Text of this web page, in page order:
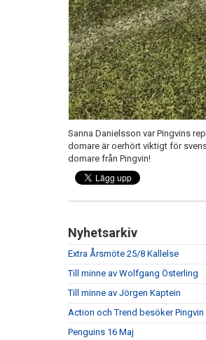
Sanna Danielsson var Pingvins
domare är oerhört viktigt för
domare från Pingvin!
Nyhetsarkiv
Extra Årsmöte 25/8 Kallelse
Till minne av Wolfgang Österling
Till minne av Jörgen Kaptein
Action och Trend besöker Pingvin
Penguins 16 Maj